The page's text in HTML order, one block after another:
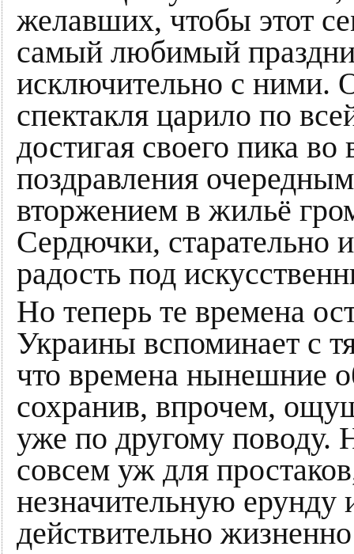
желавших, чтобы этот
самый любимый
исключительно с ними.
спектакля царило по
достигая своего пика
поздравления
вторжением в жильё
Сердючки,
радость под
Но теперь те времена
Украины вспоминает с
что времена нынешние
сохранив, впрочем,
уже по другому поводу.
совсем уж для
незначительную ерунду
действительно